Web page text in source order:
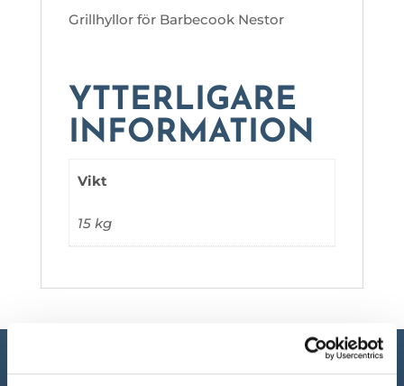
Grillhyllor för Barbecook Nestor
YTTERLIGARE
INFORMATION
Vikt
15 kg